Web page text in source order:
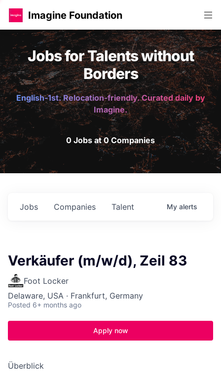
Imagine Foundation
Jobs for Talents without
Borders
English-1st. Relocation-friendly. Curated daily by
Imagine.
0 Jobs at 0 Companies
Jobs Companies Talent My alerts
Verkäufer (m/w/d), Zeil 83
Foot Locker
Delaware, USA · Frankfurt, Germany
Posted 6+ months ago
Apply now
Überblick